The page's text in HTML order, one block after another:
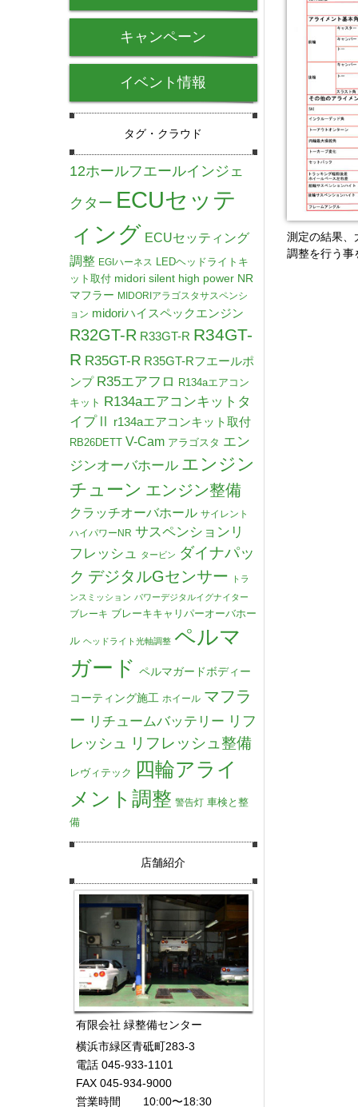
測定の結果、
調整を行う事
キャンペーン
イベント情報
タグ・クラウド
12ホールフエールインジェ
クター ECUセッテ
ィング ECUセッティング
調整 EGIハーネス LEDヘッドライトキ
ット取付 midori silent high power NR
マフラー MIDORIアラゴスタサスペンシ
ョン midoriハイスペックエンジン
R32GT-R R33GT-R R34GT-
R R35GT-R R35GT-Rフエールポ
ンプ R35エアフロ R134aエアコン
キット R134aエアコンキットタ
イプⅡ
r134aエアコンキット取付
RB26DETT V-Cam アラゴスタ エン
ジンオーバホール エンジン
チューン エンジン整備
クラッチオーバホール サイレント
ハイパワーNR サスペンションリ
フレッシュ
タービン ダイナパッ
ク デジタルGセンサー
トラ
ンスミッション パワーデジタルイグナイター
ブレーキ ブレーキキャリパーオーバホー
ル ヘッドライト光軸調整 ペルマ
ガード ペルマガードボディー
コーティング施工 ホイール マフラ
ー リチュームバッテリー リフ
レッシュ
リフレッシュ整備
レヴィテック 四輪アライ
メント調整 警告灯 車検と整
備
店舗紹介
有限会社 緑整備センター
横浜市緑区青砥町283-3
電話 045-933-1101
FAX 045-934-9000
営業時間 10:00〜18:30